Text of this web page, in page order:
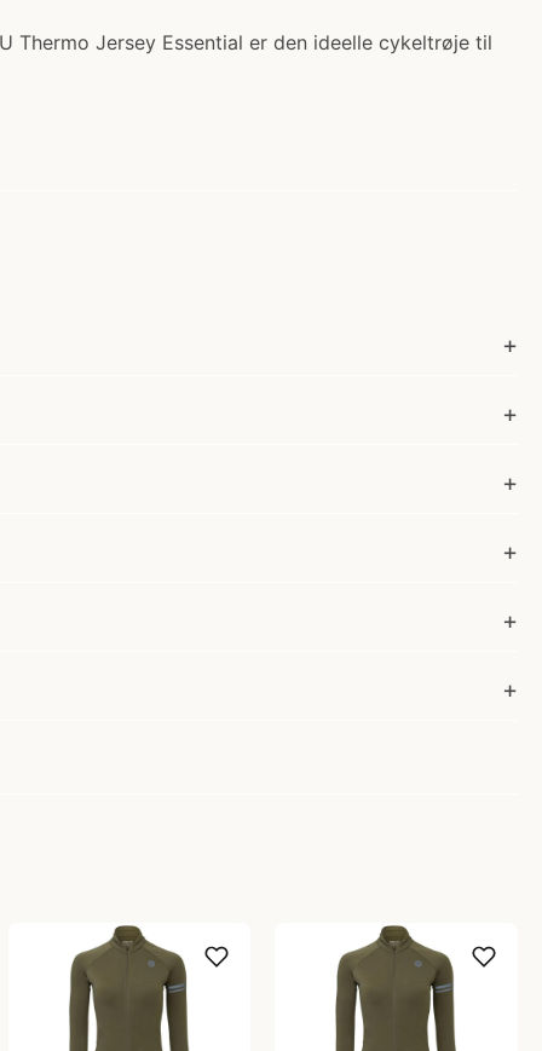
Thermo Jersey Essential er den ideelle cykeltrøje til